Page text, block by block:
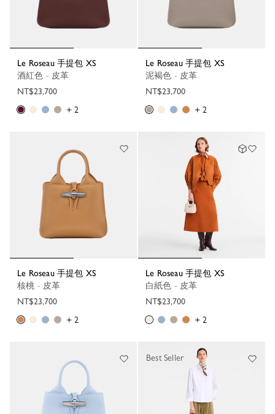
Le Roseau 手提包 XS
酒紅色 - 皮革
NT$23,700
+ 2
Le Roseau 手提包 XS
泥褐色 - 皮革
NT$23,700
+ 2
Le Roseau 手提包 XS
核桃 - 皮革
NT$23,700
+ 2
Le Roseau 手提包 XS
白紙色 - 皮革
NT$23,700
+ 2
Best Seller